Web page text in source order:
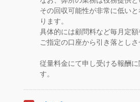
その回収可能性が非常に低い
ります。
具体的には顧問料など毎月定
ご指定の口座から引き落としさ
従量料金にて申し受ける報酬
す。